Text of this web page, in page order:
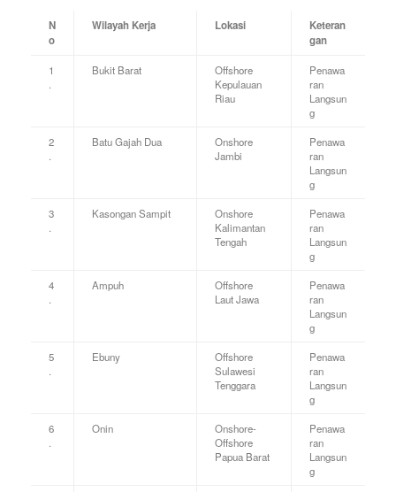
N
o
Wilayah Kerja Lokasi
Keteran
gan
1
.
Bukit Barat
Offshore
Kepulauan
Riau
Penawa
ran
Langsun
g
2
.
Batu Gajah Dua
Onshore
Jambi
Penawa
ran
Langsun
g
3
.
Kasongan Sampit
Onshore
Kalimantan
Tengah
Penawa
ran
Langsun
g
4
.
Ampuh
Offshore
Laut Jawa
Penawa
ran
Langsun
g
5
.
Ebuny
Offshore
Sulawesi
Tenggara
Penawa
ran
Langsun
g
6
.
Onin
Onshore-
Offshore
Papua Barat
Penawa
ran
Langsun
g